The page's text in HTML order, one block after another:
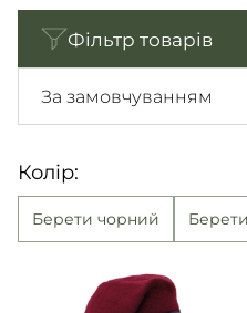
Обране0
Увійти
Мова:
Аксесуари
Ліхтарі , біноклі та
Шеврони, патчі та
Погони
Фурнітура
Фільтр товарів
За замовчуванням
Колір:
Берети чорний